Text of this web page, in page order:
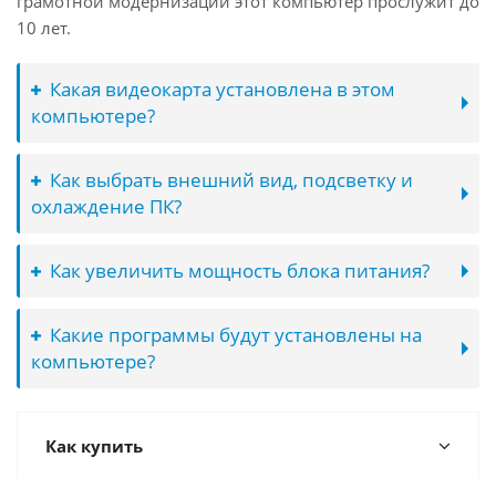
10 лет.
Какая видеокарта установлена в этом
компьютере?
Как выбрать внешний вид, подсветку и
охлаждение ПК?
Как увеличить мощность блока питания?
Какие программы будут установлены на
компьютере?
Как купить